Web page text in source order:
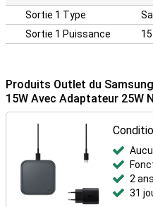
Sortie 1 Type
Sortie 1 Puissance
Produits Outlet du
15W Avec Adaptateur 25W
2
31